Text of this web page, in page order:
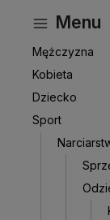
Menu
Mężczyzna
Kobieta
Dziecko
Sport